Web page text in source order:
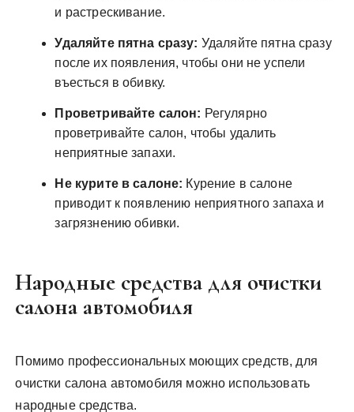
и растрескивание.
Удаляйте пятна сразу: Удаляйте пятна сразу
после их появления, чтобы они не успели
въесться в обивку.
Проветривайте салон: Регулярно
проветривайте салон, чтобы удалить
неприятные запахи.
Не курите в салоне: Курение в салоне
приводит к появлению неприятного запаха и
загрязнению обивки.
Народные средства для очистки
салона автомобиля
Помимо профессиональных моющих средств, для
очистки салона автомобиля можно использовать
народные средства.